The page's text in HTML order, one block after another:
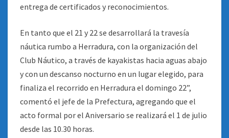
entrega de certificados y reconocimientos.
En tanto que el 21 y 22 se desarrollará la travesía
náutica rumbo a Herradura, con la organización del
Club Náutico, a través de kayakistas hacia aguas abajo
y con un descanso nocturno en un lugar elegido, para
finaliza el recorrido en Herradura el domingo 22”,
comentó el jefe de la Prefectura, agregando que el
acto formal por el Aniversario se realizará el 1 de julio
desde las 10.30 horas.